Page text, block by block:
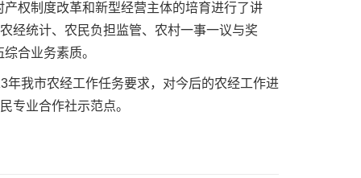
权制度改革和新型经营主体的培育进行了讲
经统计、农民负担监管、农村一事一议与奖
合业务素质。
我市农经工作任务要求，对今后的农经工作进
专业合作社示范点。